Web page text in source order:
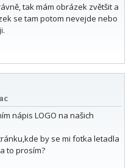
tak mám obrázek zvětšit a
se tam potom nevejde nebo
nápis LOGO na našich
by se mi fotka letadla
to prosím?